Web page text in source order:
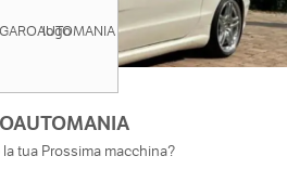
tua Prossima macchina?